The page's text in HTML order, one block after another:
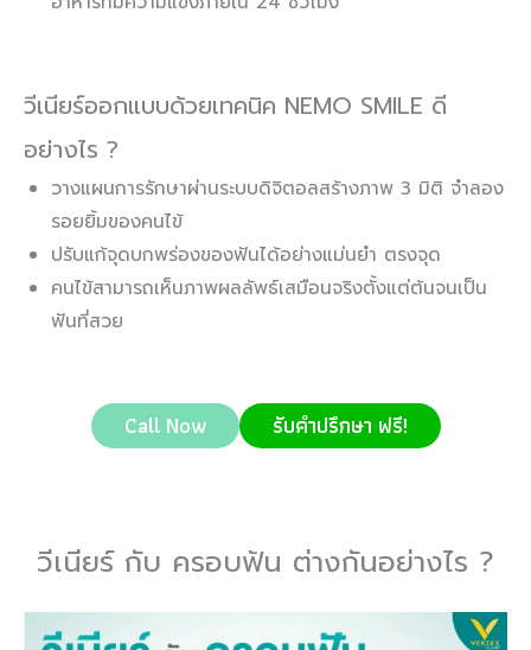
วีเนียร์ออกแบบด้วยเทคนิค NEMO SMILE ดี
อย่างไร ?
วางแผนการรักษาผ่านระบบดิจิตอลสร้างภาพ 3 มิติ จำลอง
รอยยิ้มของคนไข้
ปรับแก้จุดบกพร่องของฟันได้อย่างแม่นยำ ตรงจุด
คนไข้สามารถเห็นภาพผลลัพธ์เสมือนจริงตั้งแต่ต้นจนเป็น
ฟันที่สวย
Call Now รับคำปรึกษา ฟรี!
วีเนียร์ กับ ครอบฟัน ต่างกันอย่างไร ?